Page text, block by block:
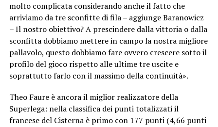
molto complicata considerando anche il fatto che
arriviamo da tre sconfitte di fila – aggiunge Baranowicz
– Il nostro obiettivo? A prescindere dalla vittoria o dalla
sconfitta dobbiamo mettere in campo la nostra migliore
pallavolo, questo dobbiamo fare ovvero crescere sotto il
profilo del gioco rispetto alle ultime tre uscite e
soprattutto farlo con il massimo della continuità».
Theo Faure è ancora il miglior realizzatore della
Superlega: nella classifica dei punti totalizzati il
francese del Cisterna è primo con 177 punti (4,66 punti